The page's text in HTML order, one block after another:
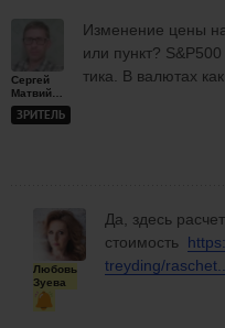
Сергей
ЗРИТЕЛЬ
Изменение цены
или пункт?
тика. В валютах
Любовь
Зуева
Да, здесь
стоимость
treyding/